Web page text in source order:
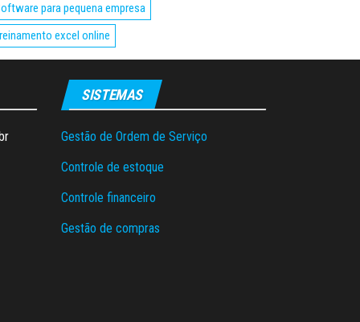
para pequena empresa
excel online
SISTEMAS
Gestão de Ordem de Serviço
Controle de estoque
Controle financeiro
Gestão de compras